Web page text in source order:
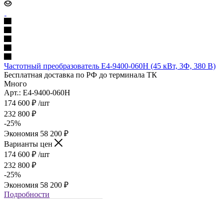
Частотный преобразователь E4-9400-060H (45 кВт, 3Ф, 380 В)
Бесплатная доставка по РФ до терминала ТК
Много
Арт.: E4-9400-060H
174 600 ₽ /шт
232 800 ₽
-25%
Экономия 58 200 ₽
Варианты цен
174 600 ₽ /шт
232 800 ₽
-25%
Экономия 58 200 ₽
Подробности